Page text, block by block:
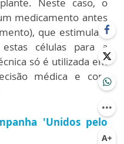
medicamento antes
que estimula a
células para a
só é utilizada em
médica e com
'Unidos pelo